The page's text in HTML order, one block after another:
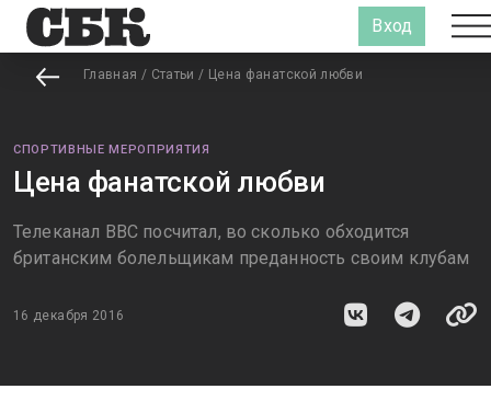
Вход
Главная / Статьи / Цена фанатской любви
СПОРТИВНЫЕ МЕРОПРИЯТИЯ
Цена фанатской любви
Телеканал BBC посчитал, во сколько обходится
британским болельщикам преданность своим клубам
16 декабря 2016